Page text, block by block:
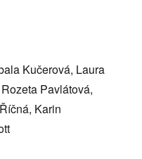
Kučerová, Laura
Pavlátová,
Karin